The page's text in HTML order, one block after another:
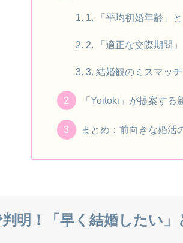
1. 「平均初婚年齢」
2. 「適正な交際期間
3. 結婚観のミスマッ
「Yoitoki」が提案する
まとめ：前向きな婚活
明！「早く結婚したい